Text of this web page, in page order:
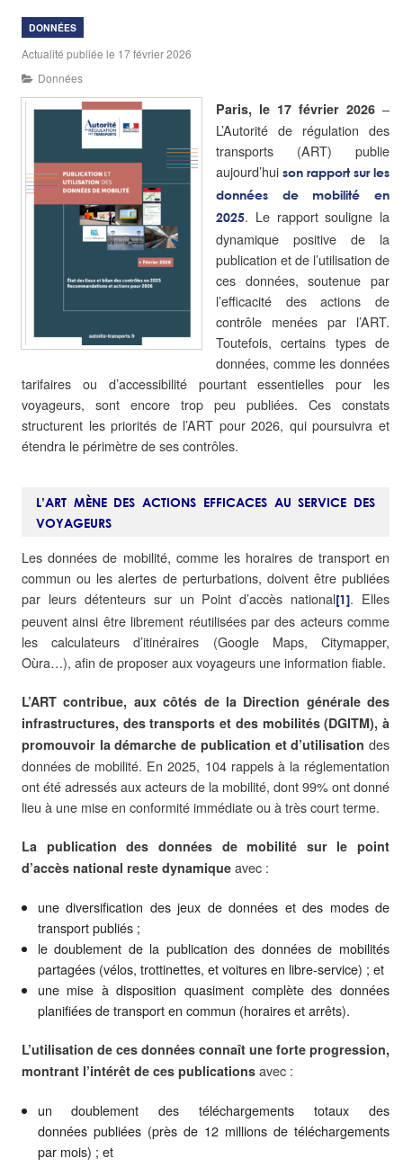
DONNÉES
Actualité publiée le 17 février 2026
Données
Paris, le 17 février 2026 –
L’Autorité de régulation des
transports (ART) publie
aujourd’hui son rapport sur les
données de mobilité en
2025. Le rapport souligne la
dynamique positive de la
publication et de l’utilisation de
ces données, soutenue par
l’efficacité des actions de
contrôle menées par l’ART.
Toutefois, certains types de
données, comme les données
tarifaires ou d’accessibilité pourtant essentielles pour les
voyageurs, sont encore trop peu publiées. Ces constats
structurent les priorités de l’ART pour 2026, qui poursuivra et
étendra le périmètre de ses contrôles.
L’ART MÈNE DES ACTIONS EFFICACES AU SERVICE DES
VOYAGEURS
Les données de mobilité, comme les horaires de transport en
commun ou les alertes de perturbations, doivent être publiées
par leurs détenteurs sur un Point d’accès national [1] . Elles
peuvent ainsi être librement réutilisées par des acteurs comme
les calculateurs d’itinéraires (Google Maps, Citymapper,
Oùra…), afin de proposer aux voyageurs une information fiable.
L’ART contribue, aux côtés de la Direction générale des
infrastructures, des transports et des mobilités (DGITM), à
promouvoir la démarche de publication et d’utilisation des
données de mobilité. En 2025, 104 rappels à la réglementation
ont été adressés aux acteurs de la mobilité, dont 99% ont donné
lieu à une mise en conformité immédiate ou à très court terme.
La publication des données de mobilité sur le point
d’accès national reste dynamique avec :
une diversification des jeux de données et des modes de
transport publiés ;
le doublement de la publication des données de mobilités
partagées (vélos, trottinettes, et voitures en libre-service) ; et
une mise à disposition quasiment complète des données
planifiées de transport en commun (horaires et arrêts).
L’utilisation de ces données connaît une forte progression,
montrant l’intérêt de ces publications avec :
un doublement des téléchargements totaux des
données publiées (près de 12 millions de téléchargements
par mois) ; et